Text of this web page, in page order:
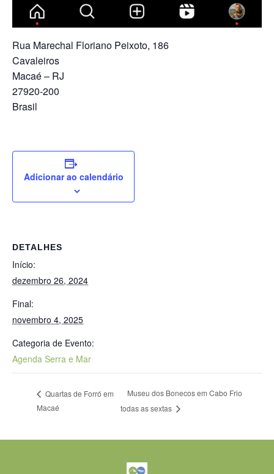
Rua Marechal Floriano Peixoto, 186
Cavaleiros
Macaé – RJ
27920-200
Brasil
Adicionar ao calendário
DETALHES
Início:
dezembro 26, 2024
Final:
novembro 4, 2025
Categoria de Evento:
Agenda Serra e Mar
Quartas de Forró em
Macaé
Museu dos Bonecos em Cabo Frio
todas as sextas